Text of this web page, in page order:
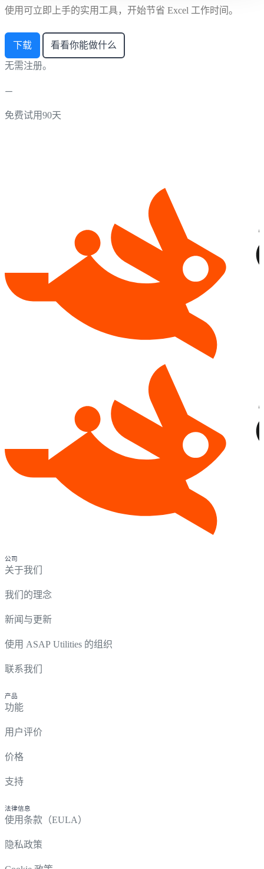
使用可立即上手的实用工具，开始节省 Excel 工作时间。
下载 看看你能做什么
无需注册。
免费试用90天
公司
关于我们
我们的理念
新闻与更新
使用 ASAP Utilities 的组织
联系我们
产品
功能
用户评价
价格
支持
法律信息
使用条款（EULA）
隐私政策